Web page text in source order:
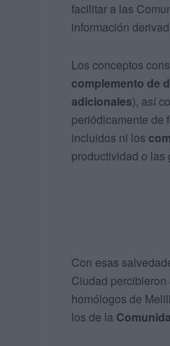
facilitar a las
información
Los conceptos
complemento de
adicionales), así
periódicamente de
incluidos ni los
productividad o las
Con esas
Ciudad
homólogos de
los de la